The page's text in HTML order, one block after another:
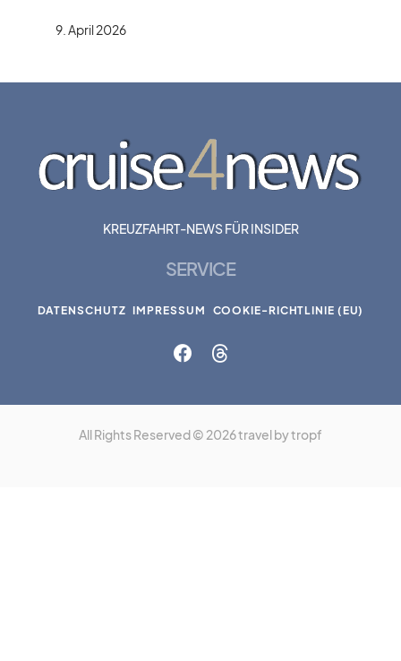
9. April 2026
KREUZFAHRT-NEWS FÜR INSIDER
SERVICE
DATENSCHUTZ IMPRESSUM COOKIE-RICHTLINIE (EU)
All Rights Reserved © 2026 travel by tropf